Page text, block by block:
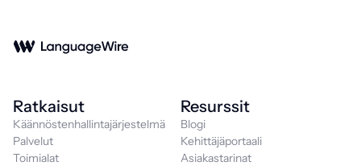
Ratkaisut
Käännöstenhallintajärjestelmä
Palvelut
Toimialat
Resurssit
Blogi
Kehittäjäportaali
Asiakastarinat